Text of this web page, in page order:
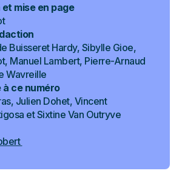
mise en page
Buisseret Hardy, Sibylle Gioe,
Manuel Lambert, Pierre-Arnaud
Wavreille
ce numéro
Julien Dohet, Vincent
et Sixtine Van Outryve